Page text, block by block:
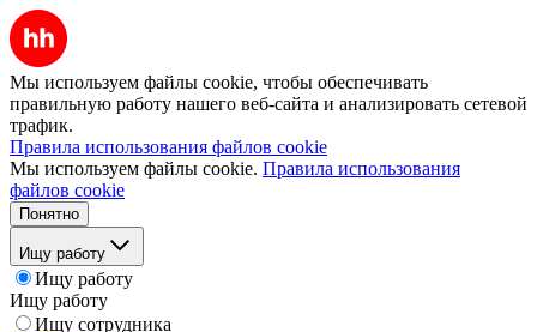
Мы используем файлы cookie, чтобы обеспечивать
правильную работу нашего веб-сайта и анализировать сетевой
трафик.
Правила использования файлов cookie
Мы используем файлы cookie. Правила использования
файлов cookie
Понятно
Ищу работу
Ищу работу
Ищу работу
Ищу сотрудника